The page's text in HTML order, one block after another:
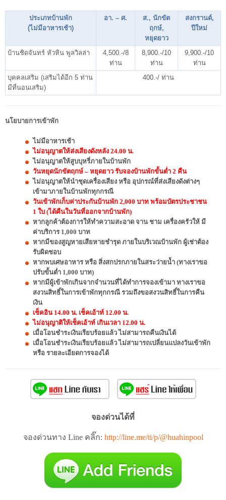
ประเภทบ้านพัก
(ไม่มีอาหารเช้า)
อา. – ศ.
ส., นักขัต
ฤกษ์,
หยุดยาว
สงกรานต์,
ปีใหม่
บ้านชิดจันทร์ หัวหิน พูลวิลล่า
4,500.-/8
ท่าน
8,900.-/10
ท่าน
9,900.-/10
ท่าน
บุคคลเสริม (เสริมได้อีก 5 ท่าน
มีที่นอนเสริม)
400.-/ ท่าน
นโยบายการเข้าพัก
ไม่มีอาหารเช้า
ไม่อนุญาตให้ส่งเสียงดังหลัง 24.00 น.
ไม่อนุญาตให้สูบบุหรี่ภายในบ้านพัก
วันหยุดนักขัตฤกษ์ – หยุดยาว รับจองบ้านพักขั้นต่ำ 2 คืน
ไม่อนุญาตให้นำชุดเครื่องเสียง หรือ อุปกรณ์ที่ส่งเสียงดังต่างๆ
เข้ามาภายในบ้านพักทุกกรณี
วันเข้าพักเก็บค่าประกันบ้านพัก 2,000 บาท พร้อมบัตรประชาชน
1 ใบ (ได้คืนในวันที่ออกจากบ้านพัก)
หากลูกค้าต้องการให้ทำความสะอาด จาน ชาม เครื่องครัวให้ มี
ค่าบริการ 1,000 บาท
หากมีของสูญหายเสียหายชำรุด ภายในบริเวณบ้านพัก ผู้เช่าต้อง
รับผิดชอบ
หากพบเศษอาหาร หรือ สิ่งสกปรกภายในสระว่ายน้ำ (ทางเราขอ
ปรับขั้นต่ำ 1,000 บาท)
หากมีผู้เข้าพักเกินจากจำนวนที่ได้ทำการจองเข้ามา ทางเราขอ
สงวนสิทธิ์ในการเข้าพักทุกกรณี รวมถึงขอสงวนสิทธิ์ในการคืน
เงิน
เช็คอิน 14.00 น. เช็คเอ้าท์ 12.00 น.
ไม่อนุญาติให้เช็คเอ้าท์ เกินเวลา 12.00 น.
เมื่อโอนชำระเงินเรียบร้อยแล้ว ไม่สามารถคืนเงินได้
เมื่อโอนชำระเงินเรียบร้อยแล้ว ไม่สามารถเปลี่ยนแปลงวันเข้าพัก
หรือ รายละเอียดการจองได้
จองด่วนได้ที่
จองด่วนทาง Line คลิ๊ก: http://line.me/ti/p/@huahinpool